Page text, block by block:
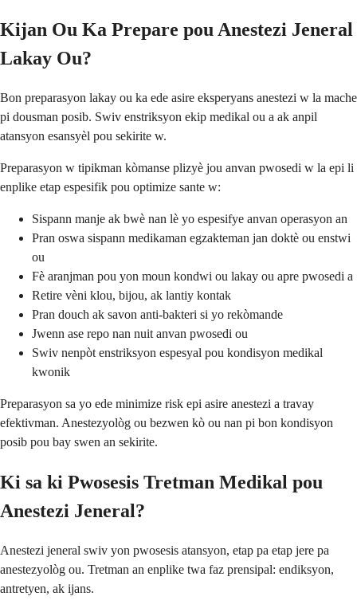
Kijan Ou Ka Prepare pou Anestezi Jeneral
Lakay Ou?
Bon preparasyon lakay ou ka ede asire eksperyans anestezi w la mache
pi dousman posib. Swiv enstriksyon ekip medikal ou a ak anpil
atansyon esansyèl pou sekirite w.
Preparasyon w tipikman kòmanse plizyè jou anvan pwosedi w la epi li
enplike etap espesifik pou optimize sante w:
Sispann manje ak bwè nan lè yo espesifye anvan operasyon an
Pran oswa sispann medikaman egzakteman jan doktè ou enstwi
ou
Fè aranjman pou yon moun kondwi ou lakay ou apre pwosedi a
Retire vèni klou, bijou, ak lantiy kontak
Pran douch ak savon anti-bakteri si yo rekòmande
Jwenn ase repo nan nuit anvan pwosedi ou
Swiv nenpòt enstriksyon espesyal pou kondisyon medikal
kwonik
Preparasyon sa yo ede minimize risk epi asire anestezi a travay
efektivman. Anestezyològ ou bezwen kò ou nan pi bon kondisyon
posib pou bay swen an sekirite.
Ki sa ki Pwosesis Tretman Medikal pou
Anestezi Jeneral?
Anestezi jeneral swiv yon pwosesis atansyon, etap pa etap jere pa
anestezyològ ou. Tretman an enplike twa faz prensipal: endiksyon,
antretyen, ak ijans.